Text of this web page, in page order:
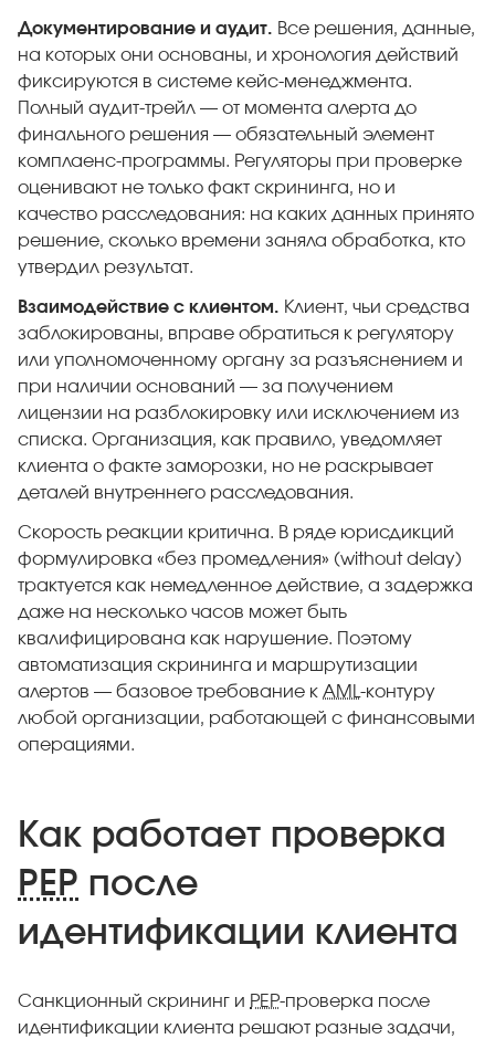
Документирование и аудит. Все решения, данные,
на которых они основаны, и хронология действий
фиксируются в системе кейс-менеджмента.
Полный аудит-трейл — от момента алерта до
финального решения — обязательный элемент
комплаенс-программы. Регуляторы при проверке
оценивают не только факт скрининга, но и
качество расследования: на каких данных принято
решение, сколько времени заняла обработка, кто
утвердил результат.
Взаимодействие с клиентом. Клиент, чьи средства
заблокированы, вправе обратиться к регулятору
или уполномоченному органу за разъяснением и
при наличии оснований — за получением
лицензии на разблокировку или исключением из
списка. Организация, как правило, уведомляет
клиента о факте заморозки, но не раскрывает
деталей внутреннего расследования.
Скорость реакции критична. В ряде юрисдикций
формулировка «без промедления» (without delay)
трактуется как немедленное действие, а задержка
даже на несколько часов может быть
квалифицирована как нарушение. Поэтому
автоматизация скрининга и маршрутизации
алертов — базовое требование к AML -контуру
любой организации, работающей с финансовыми
операциями.
Как работает проверка
PEP после
идентификации клиента
Санкционный скрининг и PEP-проверка после
идентификации клиента решают разные задачи,